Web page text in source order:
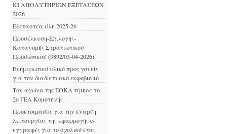
ΚΙ ΑΠΟΛΥΤΗΡΙΩΝ ΕΞΕΤΑΣΕΩΝ
2026
Εξεταστέα ύλη 2025-26
Προσέλκυση-Επιλογής-
Κατανομής Στρατιωτικού
Προσωπικού (3892/03-04-2026)
Ενημερωτικό υλικό προς γονείς
για τον διαδικτυακό εκφοβισμό
Τον αγώνα της ΕΟΚΑ τίμησε το
2ο ΓΕΛ Κομοτηνής
Προετοιμασία για την έναρξη
λειτουργίας της εφαρμογής e-
εγγραφές για το σχολικό έτος